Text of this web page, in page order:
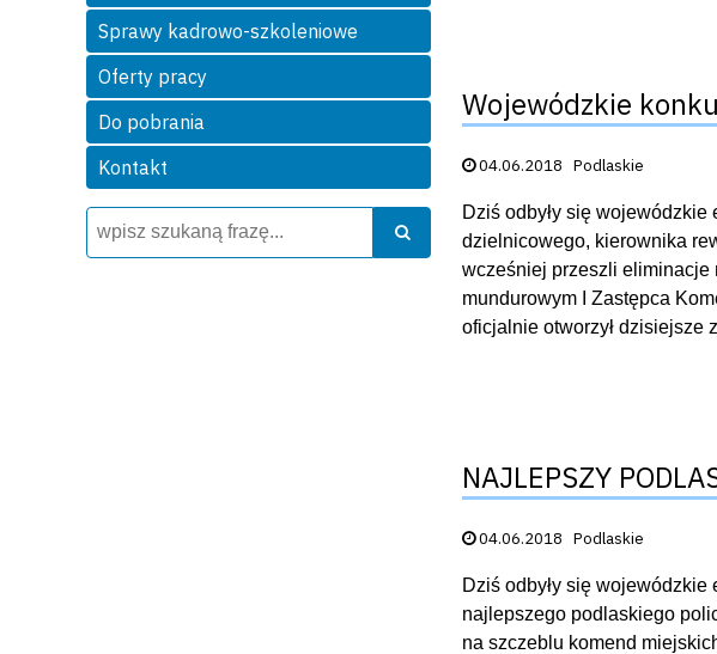
Sprawy kadrowo-szkoleniowe
Oferty pracy
Do pobrania
Kontakt
Wyszukiwarka
Szukaj
Wojewódzkie
Data publikacji:
04.06.2018 Podlaskie
Dziś odbyły się wojewódzkie
dzielnicowego, kierownika
wcześniej przeszli eliminacje
mundurowym I Zastępca
oficjalnie otworzył dzisiejsze
NAJLEPSZY
Data publikacji:
04.06.2018 Podlaskie
Dziś odbyły się
najlepszego podlaskiego
na szczeblu komend